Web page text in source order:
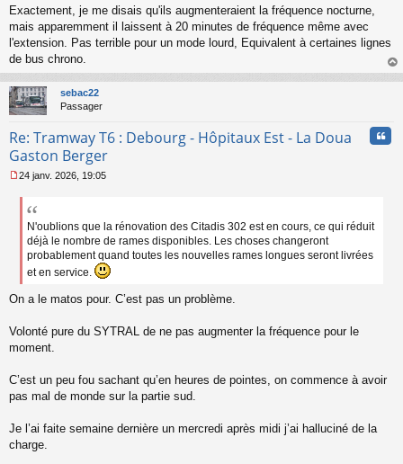
e
o
n
l
u
Exactement, je me disais qu'ils augmenteraient la fréquence nocturne,
mais apparemment il laissent à 20 minutes de fréquence même avec
l'extension. Pas terrible pour un mode lourd, Equivalent à certaines lignes
de bus chrono.
au
sebac22
Passager
Re: Tramway T6 : Debourg - Hôpitaux Est - La Doua
Gaston Berger
e
n
u
24 janv. 2026, 19:05
N'oublions que la rénovation des Citadis 302 est en cours, ce qui réduit
déjà le nombre de rames disponibles. Les choses changeront
probablement quand toutes les nouvelles rames longues seront livrées
et en service.
On a le matos pour. C’est pas un problème.
Volonté pure du SYTRAL de ne pas augmenter la fréquence pour le
moment.
C’est un peu fou sachant qu’en heures de pointes, on commence à avoir
pas mal de monde sur la partie sud.
Je l’ai faite semaine dernière un mercredi après midi j’ai halluciné de la
charge.